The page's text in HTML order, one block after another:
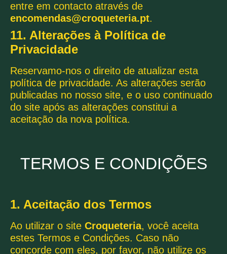
entre em contacto através de
encomendas@croqueteria.pt.
11. Alterações à Política de
Privacidade
Reservamo-nos o direito de atualizar esta
política de privacidade. As alterações serão
publicadas no nosso site, e o uso continuado
do site após as alterações constitui a
aceitação da nova política.
TERMOS E CONDIÇÕES
1. Aceitação dos Termos
Ao utilizar o site Croqueteria, você aceita
estes Termos e Condições. Caso não
concorde com eles, por favor, não utilize os